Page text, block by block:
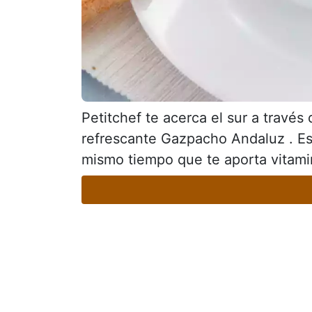
Petitchef te acerca el sur a través
refrescante Gazpacho Andaluz .
mismo tiempo que te aporta